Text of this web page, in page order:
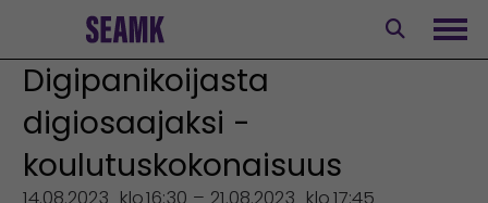
Digipanikoijasta
digiosaajaksi -
koulutuskokonaisuus
14.08.2023 klo16:30 – 21.08.2023 klo17:45